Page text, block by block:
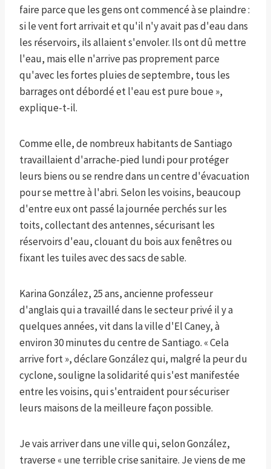
faire parce que les gens ont commencé à se plaindre :
si le vent fort arrivait et qu'il n'y avait pas d'eau dans
les réservoirs, ils allaient s'envoler. Ils ont dû mettre
l'eau, mais elle n'arrive pas proprement parce
qu'avec les fortes pluies de septembre, tous les
barrages ont débordé et l'eau est pure boue »,
explique-t-il.
Comme elle, de nombreux habitants de Santiago
travaillaient d'arrache-pied lundi pour protéger
leurs biens ou se rendre dans un centre d'évacuation
pour se mettre à l'abri. Selon les voisins, beaucoup
d'entre eux ont passé la journée perchés sur les
toits, collectant des antennes, sécurisant les
réservoirs d'eau, clouant du bois aux fenêtres ou
fixant les tuiles avec des sacs de sable.
Karina González, 25 ans, ancienne professeur
d'anglais qui a travaillé dans le secteur privé il y a
quelques années, vit dans la ville d'El Caney, à
environ 30 minutes du centre de Santiago. « Cela
arrive fort », déclare González qui, malgré la peur du
cyclone, souligne la solidarité qui s'est manifestée
entre les voisins, qui s'entraident pour sécuriser
leurs maisons de la meilleure façon possible.
Je vais arriver dans une ville qui, selon González,
traverse « une terrible crise sanitaire. Je viens de me